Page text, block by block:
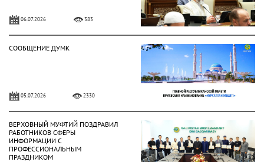
06.07.2026 383
СООБЩЕНИЕ ДУМК
05.07.2026 2330
ВЕРХОВНЫЙ МУФТИЙ ПОЗДРАВИЛ
РАБОТНИКОВ СФЕРЫ
ИНФОРМАЦИИ С
ПРОФЕССИОНАЛЬНЫМ
ПРАЗДНИКОМ